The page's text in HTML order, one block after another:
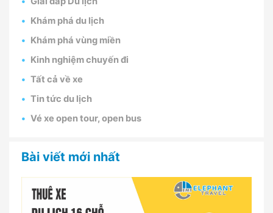
Khám phá du lịch
Khám phá vùng miền
Kinh nghiệm chuyến đi
Tất cả về xe
Tin tức du lịch
Vé xe open tour, open bus
Bài viết mới nhất